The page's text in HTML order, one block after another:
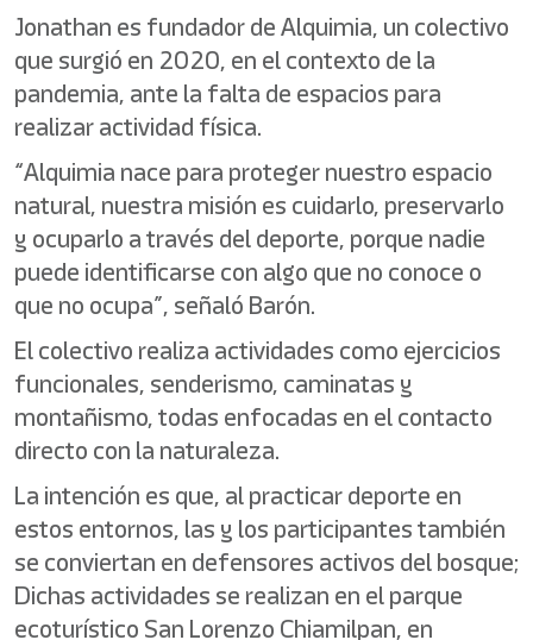
Jonathan es fundador de Alquimia, un colectivo
que surgió en 2020, en el contexto de la
pandemia, ante la falta de espacios para
realizar actividad física.
“Alquimia nace para proteger nuestro espacio
natural, nuestra misión es cuidarlo, preservarlo
y ocuparlo a través del deporte, porque nadie
puede identificarse con algo que no conoce o
que no ocupa”, señaló Barón.
El colectivo realiza actividades como ejercicios
funcionales, senderismo, caminatas y
montañismo, todas enfocadas en el contacto
directo con la naturaleza.
La intención es que, al practicar deporte en
estos entornos, las y los participantes también
se conviertan en defensores activos del bosque;
Dichas actividades se realizan en el parque
ecoturístico San Lorenzo Chiamilpan, en